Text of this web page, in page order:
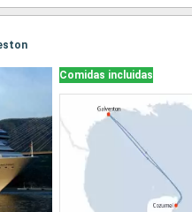
Comidas incluidas